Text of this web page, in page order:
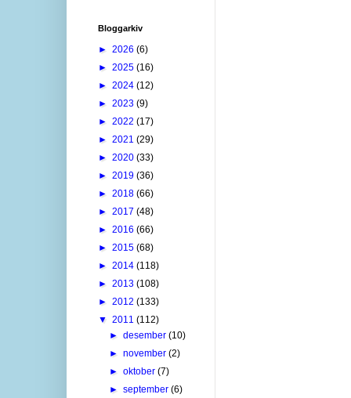
Bloggarkiv
► 2026 (6)
► 2025 (16)
► 2024 (12)
► 2023 (9)
► 2022 (17)
► 2021 (29)
► 2020 (33)
► 2019 (36)
► 2018 (66)
► 2017 (48)
► 2016 (66)
► 2015 (68)
► 2014 (118)
► 2013 (108)
► 2012 (133)
▼ 2011 (112)
►desember(10)
►november(2)
►oktober(7)
►september(6)